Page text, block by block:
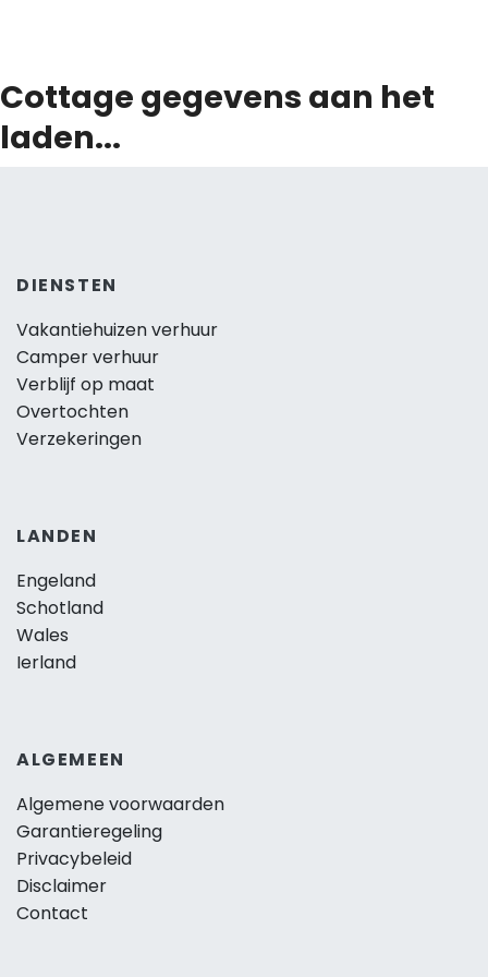
Cottage gegevens aan het
laden...
DIENSTEN
Vakantiehuizen verhuur
Camper verhuur
Verblijf op maat
Overtochten
Verzekeringen
LANDEN
Engeland
Schotland
Wales
Ierland
ALGEMEEN
Algemene voorwaarden
Garantieregeling
Privacybeleid
Disclaimer
Contact